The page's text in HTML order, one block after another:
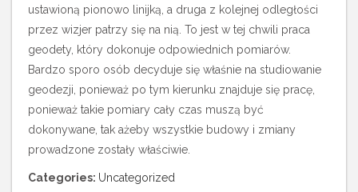
ustawioną pionowo linijką, a druga z kolejnej odległości
przez wizjer patrzy się na nią. To jest w tej chwili praca
geodety, który dokonuje odpowiednich pomiarów.
Bardzo sporo osób decyduje się właśnie na studiowanie
geodezji, ponieważ po tym kierunku znajduje się pracę,
ponieważ takie pomiary cały czas muszą być
dokonywane, tak ażeby wszystkie budowy i zmiany
prowadzone zostały właściwie.
Categories: Uncategorized